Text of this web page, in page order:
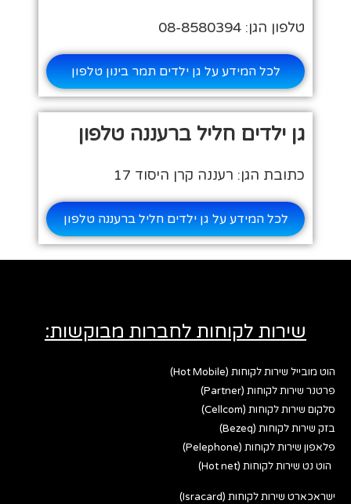
טלפון הגן: 08-8580394
לכל המידע על גן ילדים תמר בינון טלפון
גן ילדים חליל ברעננה טלפון
כתובת הגן: רעננה קרן היסוד 17
לכל המידע על גן ילדים חליל ברעננה טלפון
שירות לקוחות לחברות מבוקשות:
הוט מובייל שירות לקוחות (Hot Mobile)
פרטנר שירות לקוחות (Partner)
סלקום שירות לקוחות (Cellcom)
בזק שירות לקוחות (Bezeq)
פלאפון שירות לקוחות (Pelephone)
הוט נט שירות לקוחות (Hot net)
ישראכארט שירות לקוחות (Isracard)